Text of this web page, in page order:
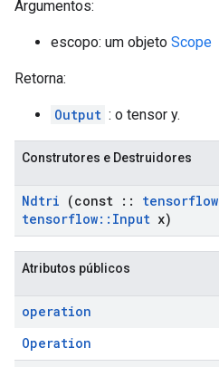
Argumentos:
escopo: um objeto Scope
Retorna:
Output : o tensor y.
Construtores e Destruidores
Ndtri (const :: tensorflow
tensorflow:: Input x)
Atributos públicos
operation
Operation